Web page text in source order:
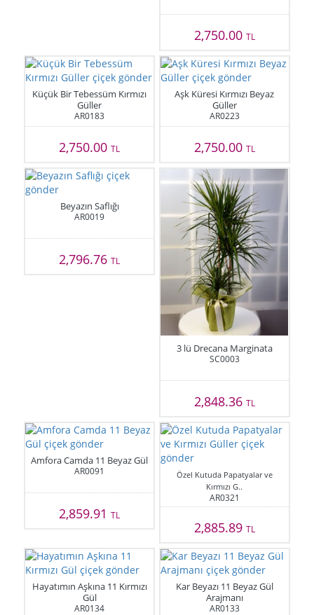
2,750.00 TL
Küçük Bir Tebessüm Kırmızı
Güller
AR0183
2,750.00TL
Aşk Küresi Kırmızı Beyaz
Güller
AR0223
2,750.00 TL
Beyazın Saflığı
AR0019
2,796.76TL
3 lü Drecana Marginata
SC0003
2,848.36 TL
Amfora Camda 11 Beyaz Gül
AR0091
2,859.91TL
Özel Kutuda Papatyalar ve
Kırmızı G..
AR0321
2,885.89 TL
Hayatımın Aşkına 11 Kırmızı
Gül
AR0134
Kar Beyazı 11 Beyaz Gül
Arajmanı
AR0133